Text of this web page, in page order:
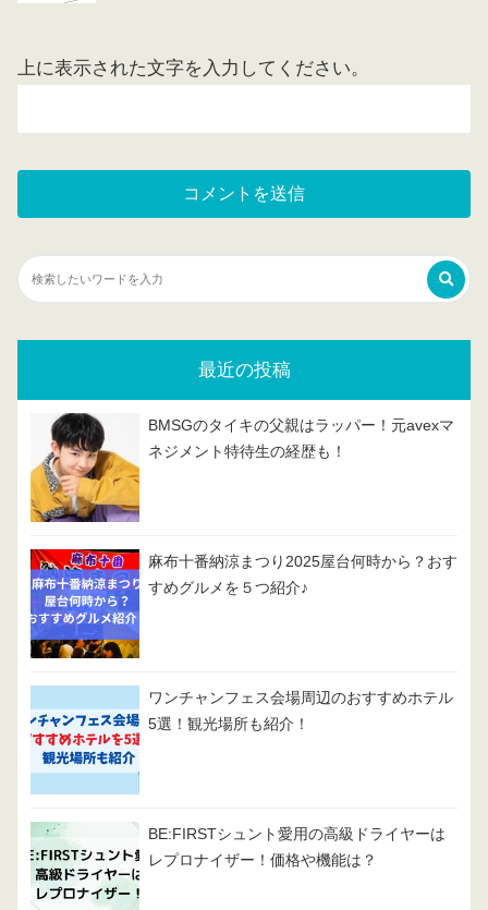
上に表示された文字を入力してください。
最近の投稿
BMSGのタイキの父親はラッパー！元avexマ
ネジメント特待生の経歴も！
麻布十番納涼まつり2025屋台何時から？おす
すめグルメを５つ紹介♪
ワンチャンフェス会場周辺のおすすめホテル
5選！観光場所も紹介！
BE:FIRSTシュント愛用の高級ドライヤーは
レプロナイザー！価格や機能は？